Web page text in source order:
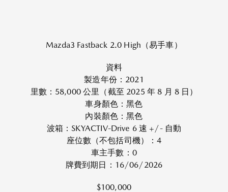
Mazda3 Fastback 2.0 High（易手車）
資料
製造年份：2021
里數：58,000 公里（截至 2025 年 8 月 8 日）
車身顏色：黑色
內裝顏色：黑色
波箱：SKYACTIV-Drive 6 速 +/- 自動
座位數（不包括司機）：4
車主手數：0
牌費到期日：16/06/2026
$100,000